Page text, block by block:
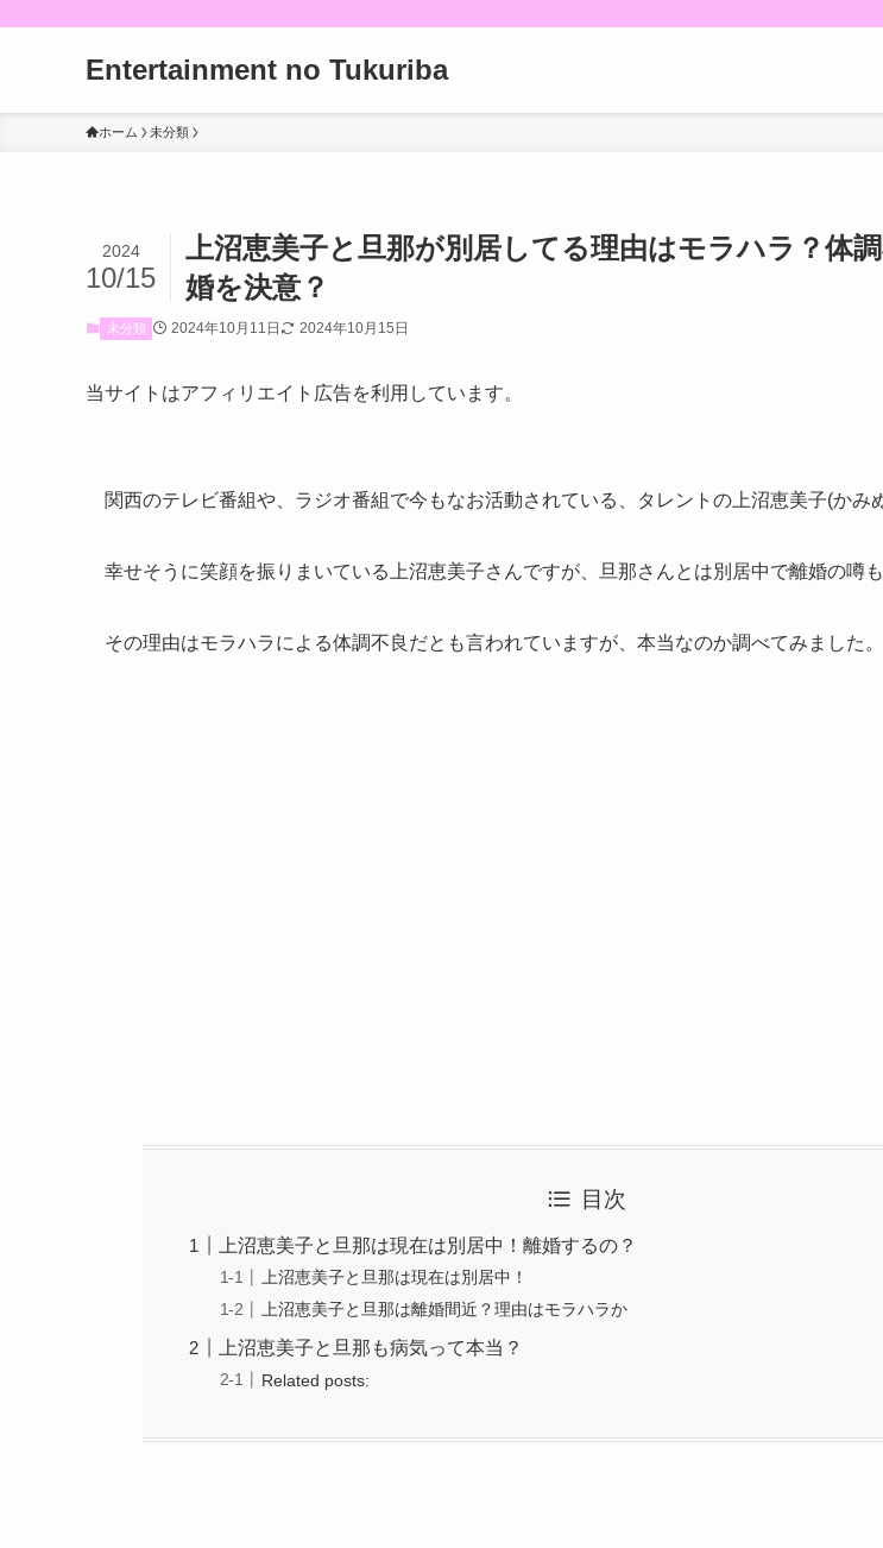
Entertainment no Tukuriba
ホーム 未分類
上沼恵美子と旦那が別居してる理由はモラハラ？体
婚を決意？
2024
10/15
未分類 2024年10月11日 2024年10月15日
当サイトはアフィリエイト広告を利用しています。
関西のテレビ番組や、ラジオ番組で今もなお活動されている、タレントの上沼恵美子(かみ
幸せそうに笑顔を振りまいている上沼恵美子さんですが、旦那さんとは別居中で離婚の噂も
その理由はモラハラによる体調不良だとも言われていますが、本当なのか調べてみました。
目次
上沼恵美子と旦那は現在は別居中！離婚するの？
上沼恵美子と旦那は現在は別居中！
上沼恵美子と旦那は離婚間近？理由はモラハラか
上沼恵美子と旦那も病気って本当？
Related posts: